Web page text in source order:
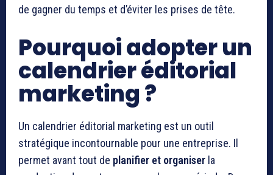
de gagner du temps et d’éviter les prises de tête.
Pourquoi adopter un
calendrier éditorial
marketing ?
Un calendrier éditorial marketing est un outil
stratégique incontournable pour une entreprise. Il
permet avant tout de planifier et organiser la